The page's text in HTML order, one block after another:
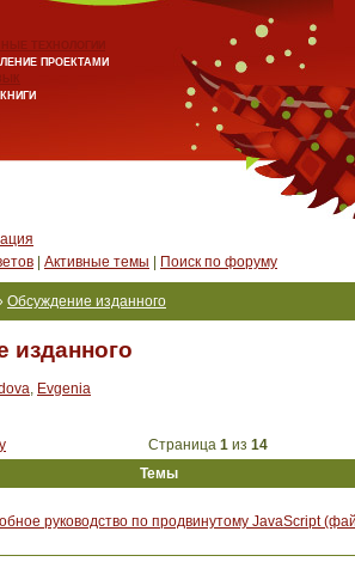
ТЕХНОЛОГИИ
ПРОЕКТАМИ
Активные темы Поиск по форуму
Обсуждение изданного
изданного
, Evgenia
Страница 1 из 14
Темы
руководство по продвинутому JavaScript